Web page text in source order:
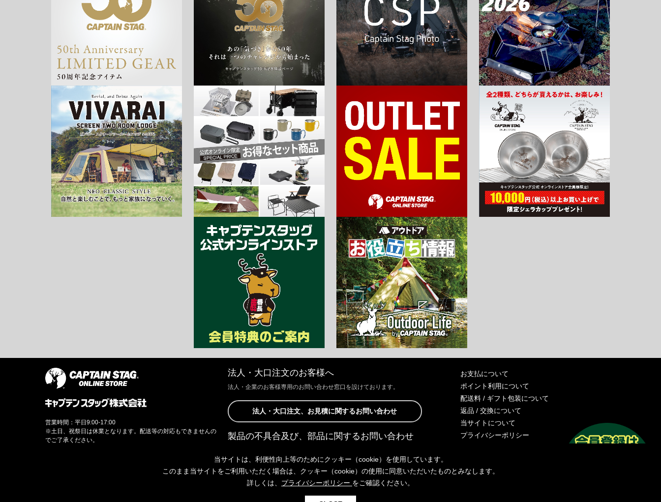
法人・大口注文のお客様へ
法人・企業のお客様専用のお問い合わせ窓口を設けております。
法人・大口注文、お見積に関するお問い合わせ
製品の不具合及び、部品に関するお問い合わせ
きましては、Webサイトにて承っております。
以下よりご連絡ください。
お支払について
ポイント利用について
配送料 / ギフト包装について
返品 / 交換について
当サイトについて
プライバシーポリシー
お問い合わせ
営業時間：平日9:00-17:00
※土日、祝祭日は休業となります。配送等の対応もできませんの
でご了承ください。
当サイトは、利便性向上等のためにクッキー（cookie）を使用しています。
このまま当サイトをご利用いただく場合は、クッキー（cookie）の使用に同意いただいたものとみなします。
詳しくは、 プライバシーポリシー をご確認ください。